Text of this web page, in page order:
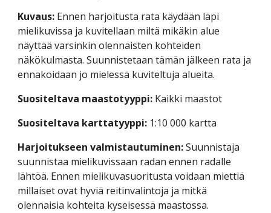
Kuvaus: Ennen harjoitusta rata käydään läpi
mielikuvissa ja kuvitellaan miltä mikäkin alue
näyttää varsinkin olennaisten kohteiden
näkökulmasta. Suunnistetaan tämän jälkeen rata ja
ennakoidaan jo mielessä kuviteltuja alueita.
Suositeltava maastotyyppi: Kaikki maastot
Suositeltava karttatyyppi: 1:10 000 kartta
Harjoitukseen valmistautuminen: Suunnistaja
suunnistaa mielikuvissaan radan ennen radalle
lähtöä. Ennen mielikuvasuoritusta voidaan miettiä
millaiset ovat hyviä reitinvalintoja ja mitkä
olennaisia kohteita kyseisessä maastossa.